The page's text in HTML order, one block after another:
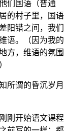
们国语（普通
的村子里，国语
阳错之间，我们
语。（因为我的
方，维语的氛围
所谓的昏沉岁月
刚开始语文课程